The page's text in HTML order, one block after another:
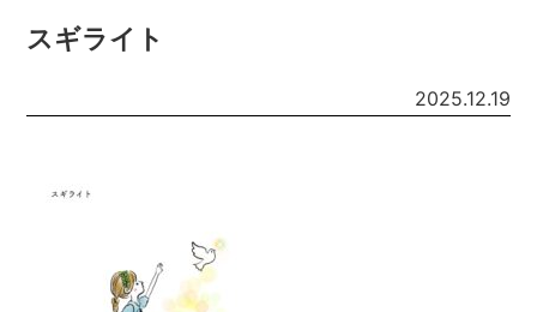
スギライト
2025.12.19